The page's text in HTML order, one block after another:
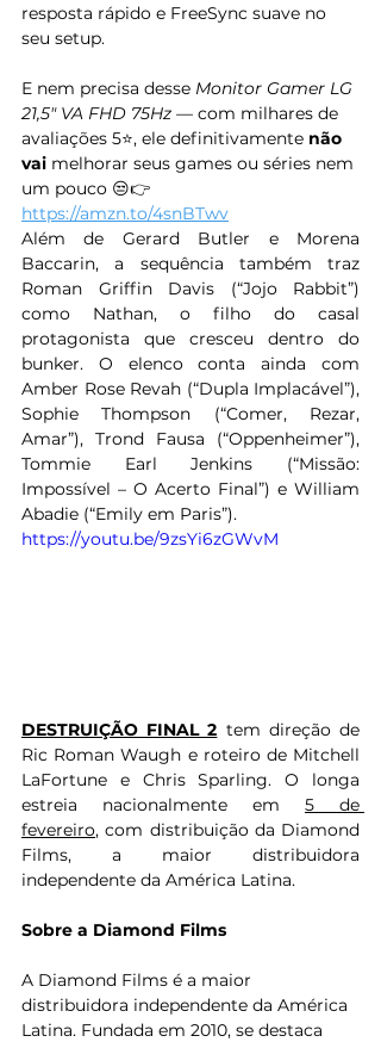
resposta rápido e FreeSync suave no
seu setup.
E nem precisa desse Monitor Gamer LG
21,5" VA FHD 75Hz — com milhares de
avaliações 5⭐, ele definitivamente não
vai melhorar seus games ou séries nem
um pouco 😒👉
https://amzn.to/4snBTwv
Além de Gerard Butler e Morena
Baccarin, a sequência também traz
Roman Griffin Davis (“Jojo Rabbit”)
como Nathan, o filho do casal
protagonista que cresceu dentro do
bunker. O elenco conta ainda com
Amber Rose Revah (“Dupla Implacável”),
Sophie Thompson (“Comer, Rezar,
Amar”), Trond Fausa (“Oppenheimer”),
Tommie Earl Jenkins (“Missão:
Impossível – O Acerto Final”) e William
Abadie (“Emily em Paris”).
https://youtu.be/9zsYi6zGWvM
DESTRUIÇÃO FINAL 2 tem direção de
Ric Roman Waugh e roteiro de Mitchell
LaFortune e Chris Sparling. O longa
estreia nacionalmente em 5 de
fevereiro, com distribuição da Diamond
Films, a maior distribuidora
independente da América Latina.
Sobre a Diamond Films
A Diamond Films é a maior
distribuidora independente da América
Latina. Fundada em 2010, se destaca